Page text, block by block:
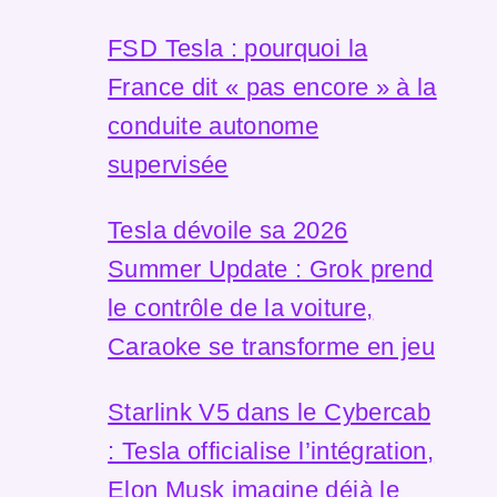
FSD Tesla : pourquoi la
France dit « pas encore » à la
conduite autonome
supervisée
Tesla dévoile sa 2026
Summer Update : Grok prend
le contrôle de la voiture,
Caraoke se transforme en jeu
Starlink V5 dans le Cybercab
: Tesla officialise l’intégration,
Elon Musk imagine déjà le